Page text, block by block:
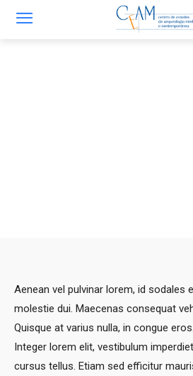
Aenean vel pulvinar lorem, id sodales
molestie dui. Maecenas consequat
Quisque at varius nulla, in congue
Integer lorem elit, vestibulum
cursus tellus. Etiam sed efficitur